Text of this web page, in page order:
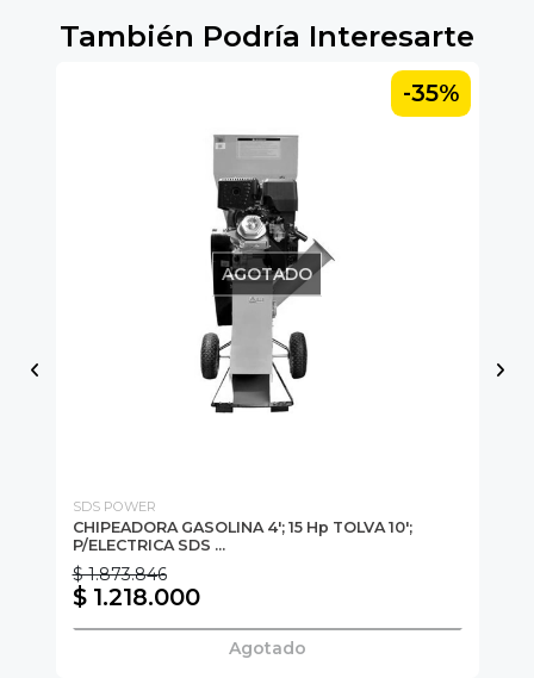
También Podría Interesarte
-35%
AGOTADO
SDS POWER
CHIPEADORA GASOLINA 4'; 15 Hp TOLVA 10';
P/ELECTRICA SDS ...
$ 1.873.846
$ 1.218.000
Agotado